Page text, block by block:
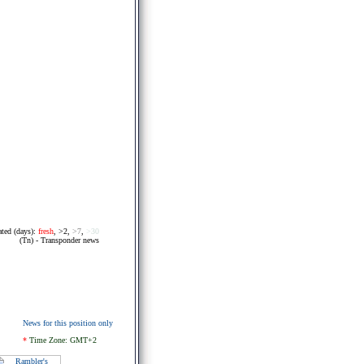
(days): fresh, >2, >7,
>30
(Tn) - Transponder news
News for this position only
* Time Zone: GMT+2